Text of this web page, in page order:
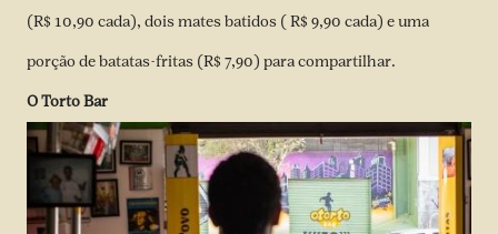
(R$ 10,90 cada), dois mates batidos ( R$ 9,90 cada) e uma
porção de batatas-fritas (R$ 7,90) para compartilhar.
O Torto Bar